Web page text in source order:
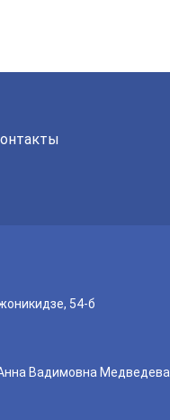
54-б
Вадимовна Медведева